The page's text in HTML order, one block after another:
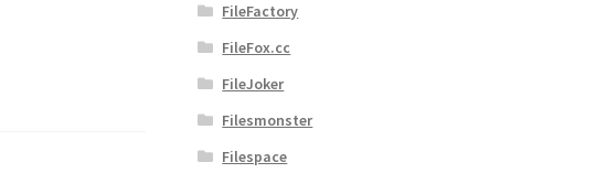
FileFactory
FileFox.cc
FileJoker
Filesmonster
Filespace